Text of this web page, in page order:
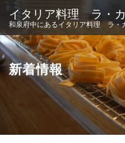
イタリア料理 ラ・
和泉府中にあるイタリア料理 ラ・
新着情報